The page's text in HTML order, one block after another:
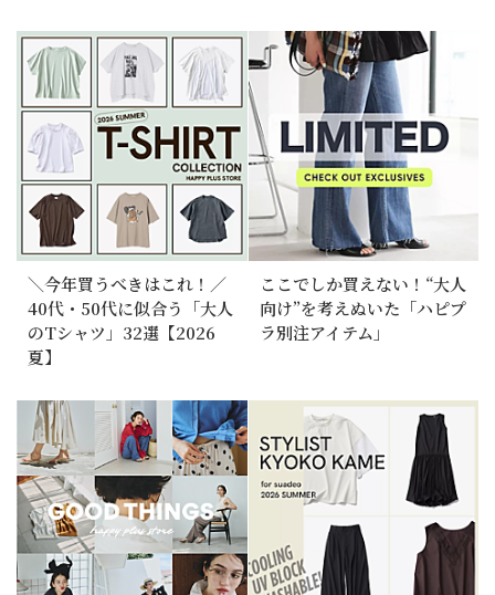
＼今年買うべきはこれ！／
40代・50代に似合う「大人
のTシャツ」32選【2026
夏】
ここでしか買えない！“大人
向け”を考えぬいた「ハピプ
ラ別注アイテム」